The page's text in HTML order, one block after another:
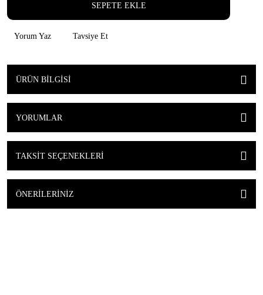
SEPETE EKLE
Yorum Yaz Tavsiye Et
ÜRÜN BILGISI
YORUMLAR
TAKSIT SEÇENEKLERI
ÖNERILERINIZ